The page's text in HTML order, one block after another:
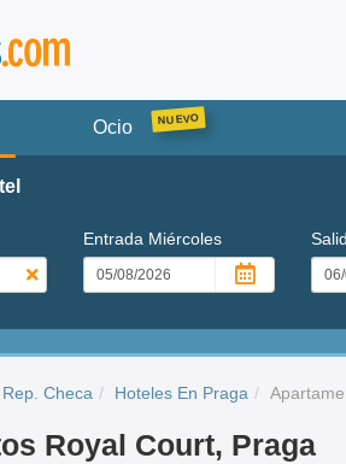
Ocio
Entrada Miércoles
Checa Hoteles En Praga
Royal Court, Praga